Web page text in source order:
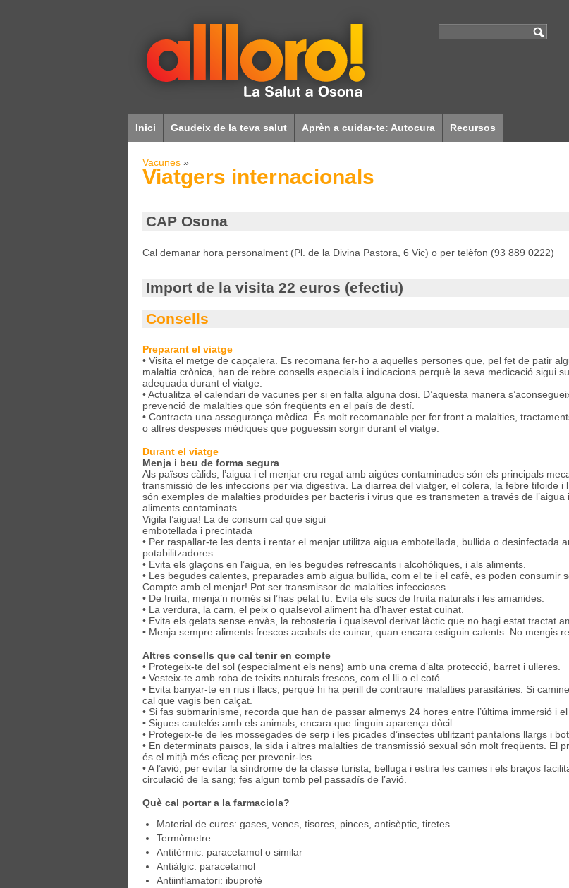
Inici Gaudeix de la teva salut Aprèn a cuidar-te: Autocura Recursos
Vacunes »
Viatgers internacionals
CAP Osona
Cal demanar hora personalment (Pl. de la Divina Pastora, 6 Vic) o per telèfon (93 889 0222)
Import de la visita 22 euros (efectiu)
Consells
Preparant el viatge
• Visita el metge de capçalera. Es recomana fer-ho a aquelles persones que, pel fet de patir
malaltia crònica, han de rebre consells especials i indicacions perquè la seva medicació sigui
adequada durant el viatge.
• Actualitza el calendari de vacunes per si en falta alguna dosi. D’aquesta manera
prevenció de malalties que són freqüents en el país de destí.
• Contracta una assegurança mèdica. És molt recomanable per fer front a malalties,
o altres despeses mèdiques que poguessin sorgir durant el viatge.
Durant el viatge
Menja i beu de forma segura
Als països càlids, l’aigua i el menjar cru regat amb aigües contaminades són els principals
transmissió de les infeccions per via digestiva. La diarrea del viatger, el còlera, la febre tifoide i
són exemples de malalties produïdes per bacteris i virus que es transmeten a través de l’aigua
aliments contaminats.
Vigila l’aigua! La de consum cal que sigui
embotellada i precintada
• Per raspallar-te les dents i rentar el menjar utilitza aigua embotellada, bullida o desinfectada
potabilitzadores.
• Evita els glaçons en l’aigua, en les begudes refrescants i alcohòliques, i als aliments.
• Les begudes calentes, preparades amb aigua bullida, com el te i el cafè, es poden consumir
Compte amb el menjar! Pot ser transmissor de malalties infeccioses
• De fruita, menja’n només si l’has pelat tu. Evita els sucs de fruita naturals i les amanides.
• La verdura, la carn, el peix o qualsevol aliment ha d’haver estat cuinat.
• Evita els gelats sense envàs, la rebosteria i qualsevol derivat làctic que no hagi estat tractat
• Menja sempre aliments frescos acabats de cuinar, quan encara estiguin calents. No mengis
Altres consells que cal tenir en compte
• Protegeix-te del sol (especialment els nens) amb una crema d’alta protecció, barret i ulleres.
• Vesteix-te amb roba de teixits naturals frescos, com el lli o el cotó.
• Evita banyar-te en rius i llacs, perquè hi ha perill de contraure malalties parasitàries. Si
cal que vagis ben calçat.
• Si fas submarinisme, recorda que han de passar almenys 24 hores entre l’última immersió i el
• Sigues cautelós amb els animals, encara que tinguin aparença dòcil.
• Protegeix-te de les mossegades de serp i les picades d’insectes utilitzant pantalons llargs i
• En determinats països, la sida i altres malalties de transmissió sexual són molt freqüents. El
és el mitjà més eficaç per prevenir-les.
• A l’avió, per evitar la síndrome de la classe turista, belluga i estira les cames i els braços
circulació de la sang; fes algun tomb pel passadís de l’avió.
Què cal portar a la farmaciola?
Material de cures: gases, venes, tisores, pinces, antisèptic, tiretes
Termòmetre
Antitèrmic: paracetamol o similar
Antiàlgic: paracetamol
Antiinflamatori: ibuprofè